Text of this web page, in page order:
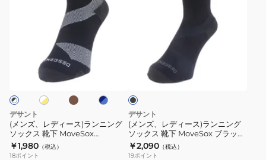
ラ
ン
ニ
ン
グ
ネ
ビ
×
ブ
デサント
(メンズ、レディース)ランニング
ソックス 靴下 MoveSox
DOAVJB01 アンクル丈 スポーツ
スパイラルサポート
￥1,980 （税込）
18ポイント
ラ
ン
ニ
ン
グ
ブ
ラ
ッ
デサント
(メンズ、レディース)ランニング
ソックス 靴下 MoveSox ブラック
DOAVJB02 BK アンクル丈 スポ
ーツ スパイラルサポート
￥2,090 （税込）
19ポイント